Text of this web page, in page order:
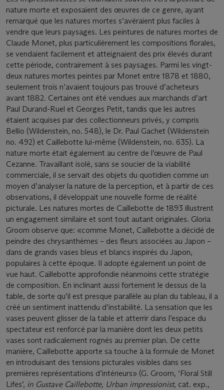
nature morte et exposaient des œuvres de ce genre, ayant
remarqué que les natures mortes s’avéraient plus faciles à
vendre que leurs paysages. Les peintures de natures mortes de
Claude Monet, plus particulièrement les compositions ﬂorales,
se vendaient facilement et atteignaient des prix élevés durant
cette période, contrairement à ses paysages. Parmi les vingt-
deux natures mortes peintes par Monet entre 1878 et 1880,
seulement trois n’avaient toujours pas trouvé d’acheteurs
avant 1882. Certaines ont été vendues aux marchands d’art
Paul Durand-Ruel et Georges Petit, tandis que les autres
étaient acquises par des collectionneurs privés, y compris
Bellio (Wildenstein, no. 548), le Dr. Paul Gachet (Wildenstein
no. 492) et Caillebotte lui-même (Wildenstein, no. 635). La
nature morte était également au centre de l’œuvre de Paul
Cezanne. Travaillant isolé, sans se soucier de la viabilité
commerciale, il se servait des objets du quotidien comme un
moyen d’analyser la nature de la perception, et à partir de ces
observations, il développait une nouvelle forme de réalité
picturale. Les natures mortes de Caillebotte de 1893 illustrent
un engagement similaire et sont tout autant originales. Gloria
Groom observe que: «comme Monet, Caillebotte a décidé de
peindre des chrysanthèmes – des ﬂeurs associées au Japon –
dans de grands vases bleus et blancs inspirés du Japon,
populaires à cette époque. Il adopte également un point de
vue haut. Caillebotte approfondie néanmoins cette stratégie
de composition. En inclinant aussi fortement le dessus de la
table, de sorte qu’il est presque parallèle au plan du tableau, il a
créé un sentiment inattendu d’instabilité. La sensation que les
vases peuvent glisser de la table et atterrir dans l’espace du
spectateur est renforcé par la manière dont les deux petits
vases sont radicalement rognés au premier plan. De cette
manière, Caillebotte apporte sa touche à la formule de Monet
en introduisant des tensions picturales visibles dans ses
premières représentations d’intérieurs» (G. Groom, ‘Floral Still
Lifes’, in Gustave Caillebotte, Urban impressionist, cat. exp.,